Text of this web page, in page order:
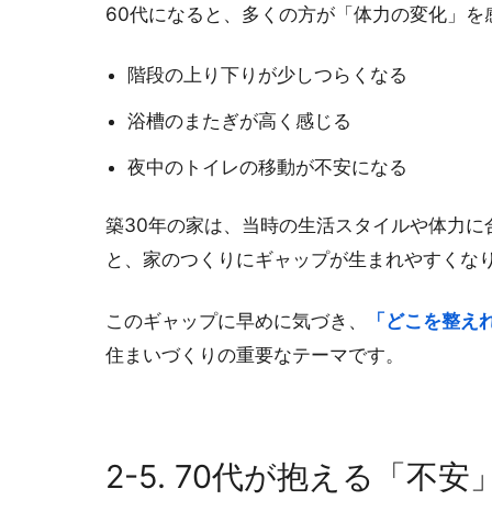
60代になると、多くの方が「体力の変化」を
階段の上り下りが少しつらくなる
浴槽のまたぎが高く感じる
夜中のトイレの移動が不安になる
築30年の家は、当時の生活スタイルや体力
と、家のつくりにギャップが生まれやすくな
このギャップに早めに気づき、
「どこを整
住まいづくりの重要なテーマです。
2-5. 70代が抱える「不安